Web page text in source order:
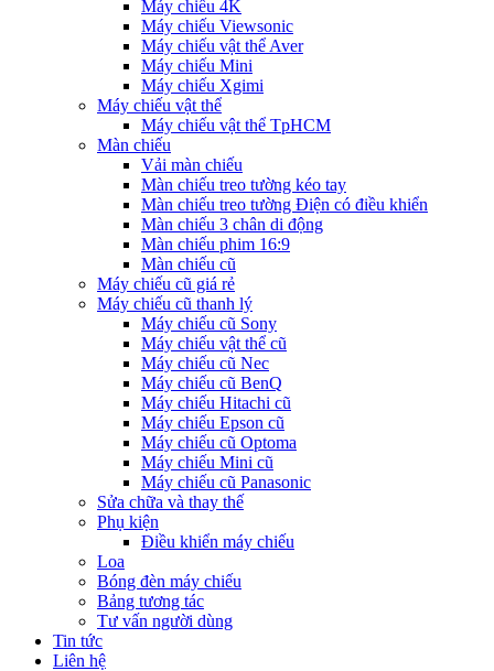
Máy chiếu 4K
Máy chiếu Viewsonic
Máy chiếu vật thể Aver
Máy chiếu Mini
Máy chiếu Xgimi
Máy chiếu vật thể
Máy chiếu vật thể TpHCM
Màn chiếu
Vải màn chiếu
Màn chiếu treo tường kéo tay
Màn chiếu treo tường Điện có điều khiển
Màn chiếu 3 chân di động
Màn chiếu phim 16:9
Màn chiếu cũ
Máy chiếu cũ giá rẻ
Máy chiếu cũ thanh lý
Máy chiếu cũ Sony
Máy chiếu vật thể cũ
Máy chiếu cũ Nec
Máy chiếu cũ BenQ
Máy chiếu Hitachi cũ
Máy chiếu Epson cũ
Máy chiếu cũ Optoma
Máy chiếu Mini cũ
Máy chiếu cũ Panasonic
Sửa chữa và thay thế
Phụ kiện
Điều khiển máy chiếu
Loa
Bóng đèn máy chiếu
Bảng tương tác
Tư vấn người dùng
Tin tức
Liên hệ